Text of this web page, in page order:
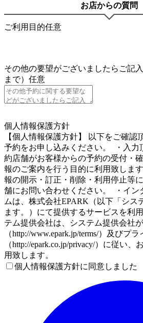
お店からの質問
ご利用目的任意
その他の要望がございましたらご記
まで） 任意
個人情報保護方針
【個人情報保護方針】 以下をご確認
予約をお申し込みください。 ・入力
約店舗がお客様からの予約の受付・
報のご案内を行う目的に利用致しま
報の開示・訂正・削除・利用停止等
舗にお問い合わせください。 ・イン
ムは、株式会社EPARK（以下「シス
ます。）にて提供するサービスを利
テム提供会社は、システム提供会社
（http://www.epark.jp/terms/）及びプ
（http://epark.co.jp/privacy/）に従い、
用致します。
個人情報保護方針に同意しました